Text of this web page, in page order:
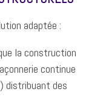
adaptée :
la construction
continue
distribuant des